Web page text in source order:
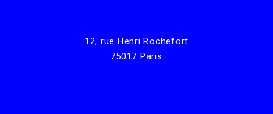
12, rue Henri Rochefort
75017 Paris